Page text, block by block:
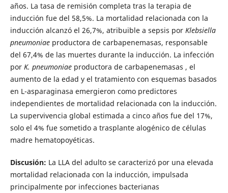
años. La tasa de remisión completa tras la terapia de
inducción fue del 58,5%. La mortalidad relacionada con la
inducción alcanzó el 26,7%, atribuible a sepsis por Klebsiella
pneumoniaeproductora de carbapenemasas, responsable
del 67,4% de las muertes durante la inducción. La infección
por K. pneumoniaeproductora de carbapenemasas , el
aumento de la edad y el tratamiento con esquemas basados
en L-asparaginasa emergieron como predictores
independientes de mortalidad relacionada con la inducción.
La supervivencia global estimada a cinco años fue del 17%,
solo el 4% fue sometido a trasplante alogénico de células
madre hematopoyéticas.
Discusión: La LLA del adulto se caracterizó por una elevada
mortalidad relacionada con la inducción, impulsada
principalmente por infecciones bacterianas